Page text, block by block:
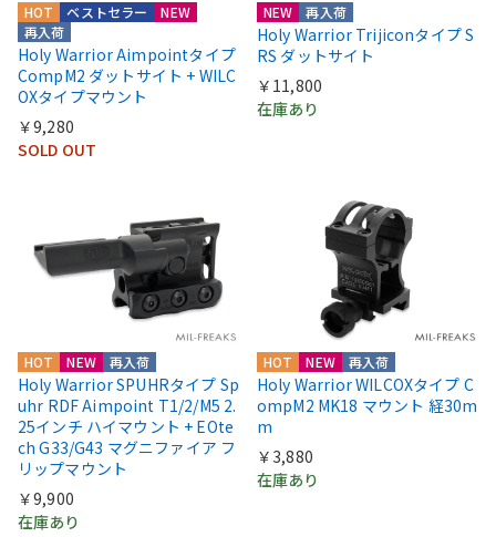
HOT
NEW
再入荷
ベストセラー
Holy Warrior Aimpointタイプ
CompM2 ダットサイト + WILC
OXタイプマウント
￥9,280
SOLD OUT
NEW 再入荷
Holy Warrior Trijiconタイプ S
RS ダットサイト
￥11,800
在庫あり
HOT NEW 再入荷
Holy Warrior SPUHRタイプ Sp
uhr RDF Aimpoint T1/2/M5 2.
25インチ ハイマウント + EOte
ch G33/G43 マグニファイア フ
リップマウント
￥9,900
在庫あり
HOT NEW 再入荷
Holy Warrior WILCOXタイプ C
ompM2 MK18 マウント 経30m
m
￥3,880
在庫あり